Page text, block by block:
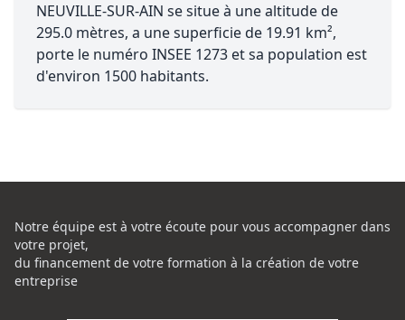
NEUVILLE-SUR-AIN se situe à une altitude de
295.0 mètres, a une superficie de 19.91 km²,
porte le numéro INSEE 1273 et sa population est
d'environ 1500 habitants.
Notre équipe est à votre écoute pour vous accompagner dans
votre projet,
du financement de votre formation à la création de votre
entreprise